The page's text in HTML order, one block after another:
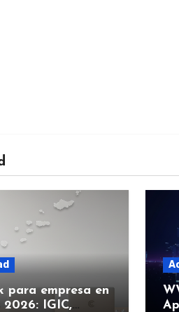
para empresa en
2026: IGIC,